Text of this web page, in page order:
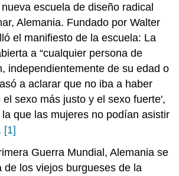
escuela de diseño radical
Alemania. Fundado por Walter
el manifiesto de la escuela: La
a “cualquier persona de
independientemente de su edad o
a aclarar que no iba a haber
sexo más justo y el sexo fuerte',
que las mujeres no podían asistir
[1]
Guerra Mundial, Alemania se
de los viejos burgueses de la